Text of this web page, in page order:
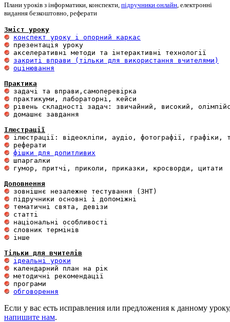
Плани уроків з інформатики, конспекти, підручники онлайн , електронні
видання безкоштовно, реферати
Зміст уроку
конспект уроку і опорний каркас
закриті вправи (тільки для використання вчителями)
оцінювання
Практика
домашнє завдання
Ілюстрації
фішки для допитливих
гумор, притчі, приколи, приказки, кросворди, цитати
Доповнення
інше
Тільки для вчителів
ідеальні уроки
обговорення
Если у вас есть исправления или предложения к данному
напишите нам.